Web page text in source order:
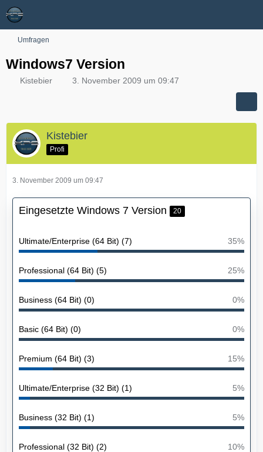
Umfragen
Windows7 Version
Kistebier 3. November 2009 um 09:47
Kistebier
Profi
3. November 2009 um 09:47
Eingesetzte Windows 7 Version 20
Ultimate/Enterprise (64 Bit) (7) 35%
Professional (64 Bit) (5) 25%
Business (64 Bit) (0) 0%
Basic (64 Bit) (0) 0%
Premium (64 Bit) (3) 15%
Ultimate/Enterprise (32 Bit) (1) 5%
Business (32 Bit) (1) 5%
Professional (32 Bit) (2) 10%